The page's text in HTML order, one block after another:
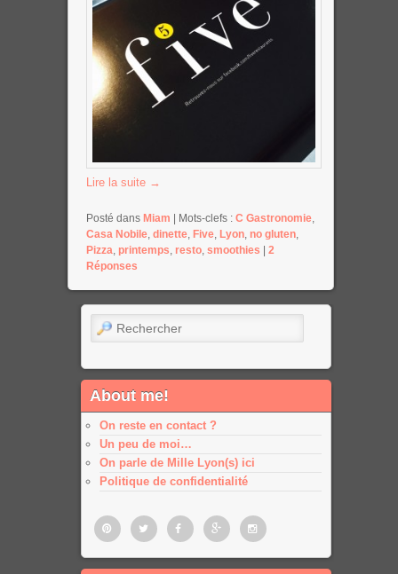
Lire la suite →
Posté dans Miam Mots-clefs : C Gastronomie,
Casa Nobile, dinette, Five, Lyon, no gluten,
Pizza, printemps, resto, smoothies
2
Réponses
Rechercher
About me!
On reste en contact ?
Un peu de moi…
On parle de Mille Lyon(s) ici
Politique de confidentialité
PinterestTwitter FacebookGoogleGoogle